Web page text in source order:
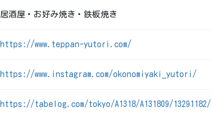
居酒屋・お好み焼き・鉄板焼き
https://www.teppan-yutori.com/
https://www.instagram.com/okonomiyaki_yutori/
https://tabelog.com/tokyo/A1318/A131809/13291182/